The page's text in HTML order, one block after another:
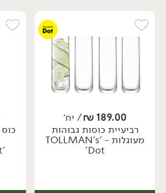
יח׳
189.00
₪/ יח׳
רביעיית כוסות גבוהות
מעוגלות - 'TOLLMAN's
Dot'
'TOLLMAN's Dot'